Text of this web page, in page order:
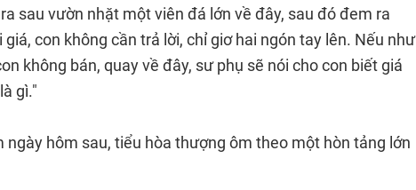
sau vườn nhặt một viên đá lớn về đây, sau đó đem ra
con không cần trả lời, chỉ giơ hai ngón tay lên. Nếu như
không bán, quay về đây, sư phụ sẽ nói cho con biết giá
gì."
ngày hôm sau, tiểu hòa thượng ôm theo một hòn tảng lớn